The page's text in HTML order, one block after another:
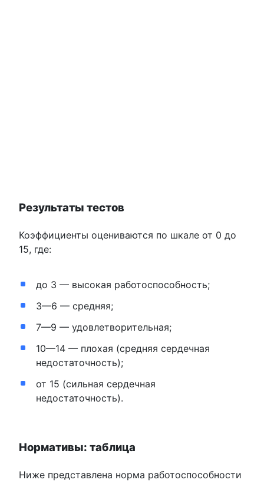
Результаты тестов
Коэффициенты оцениваются по шкале от 0 до
15, где:
до 3 — высокая работоспособность;
3—6 — средняя;
7—9 — удовлетворительная;
10—14 — плохая (средняя сердечная
недостаточность);
от 15 (сильная сердечная
недостаточность).
Нормативы: таблица
Ниже представлена норма работоспособности